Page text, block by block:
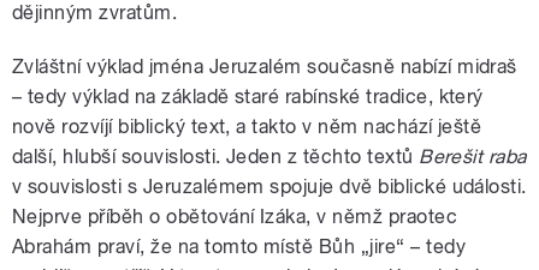
dějinným zvratům.
Zvláštní výklad jména Jeruzalém současně nabízí midraš
– tedy výklad na základě staré rabínské tradice, který
nově rozvíjí biblický text, a takto v něm nachází ještě
další, hlubší souvislosti. Jeden z těchto textů Berešit raba
v souvislosti s Jeruzalémem spojuje dvě biblické události.
Nejprve příběh o obětování Izáka, v němž praotec
Abrahám praví, že na tomto místě Bůh „jire“ – tedy